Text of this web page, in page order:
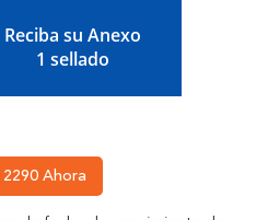
Reciba su Anexo
1 sellado
2290 Ahora